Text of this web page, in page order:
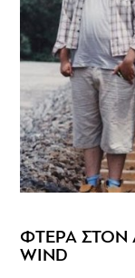
ΦΤΕΡΑ ΣΤΟΝ
WIND